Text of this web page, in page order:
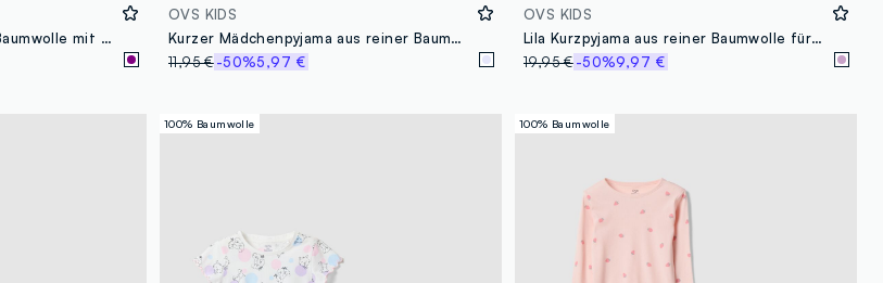
Violetter Pyjama aus Bio-Baumwolle mit Allover-Print
OVS KIDS
Kurzer Mädchenpyjama aus reiner Baumwolle in Violett, reguläre Passform
11,95 €-50%5,97 €
OVS KIDS
Lila Kurzpyjama aus reiner Baumwolle für Mädchen mit normaler Passform und Molang
19,95 €-50%9,97 €
100% Baumwolle 100% Baumwolle